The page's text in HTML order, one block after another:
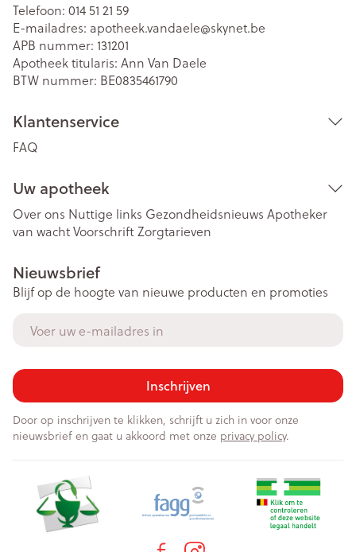
Telefoon: 014 51 21 59
E-mailadres: apotheek.vandaele@skynet.be
APB nummer: 131201
Apotheek titularis: Ann Van Daele
BTW nummer: BE0835461790
Klantenservice
FAQ
Uw apotheek
Over ons Nuttige links Gezondheidsnieuws Apotheker
van wachtVoorschriftZorgtarieven
Nieuwsbrief
Blijf op de hoogte van nieuwe producten en promoties
Inschrijven
Door op inschrijven te klikken, schrijft u zich in voor onze
nieuwsbrief en gaat u akkoord met onze privacy policy.